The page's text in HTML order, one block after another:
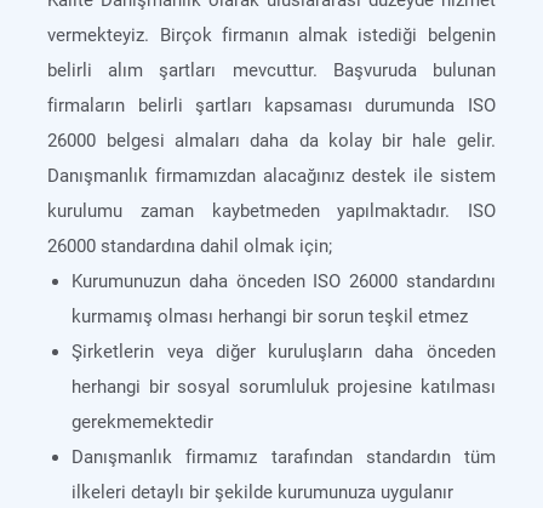
vermekteyiz. Birçok firmanın almak istediği belgenin
belirli alım şartları mevcuttur. Başvuruda bulunan
firmaların belirli şartları kapsaması durumunda ISO
26000 belgesi almaları daha da kolay bir hale gelir.
Danışmanlık firmamızdan alacağınız destek ile sistem
kurulumu zaman kaybetmeden yapılmaktadır. ISO
26000 standardına dahil olmak için;
Kurumunuzun daha önceden ISO 26000 standardını
kurmamış olması herhangi bir sorun teşkil etmez
Şirketlerin veya diğer kuruluşların daha önceden
herhangi bir sosyal sorumluluk projesine katılması
gerekmemektedir
Danışmanlık firmamız tarafından standardın tüm
ilkeleri detaylı bir şekilde kurumunuza uygulanır